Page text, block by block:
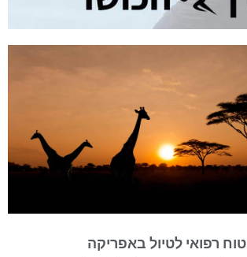
רפואי לטיול באפריקה